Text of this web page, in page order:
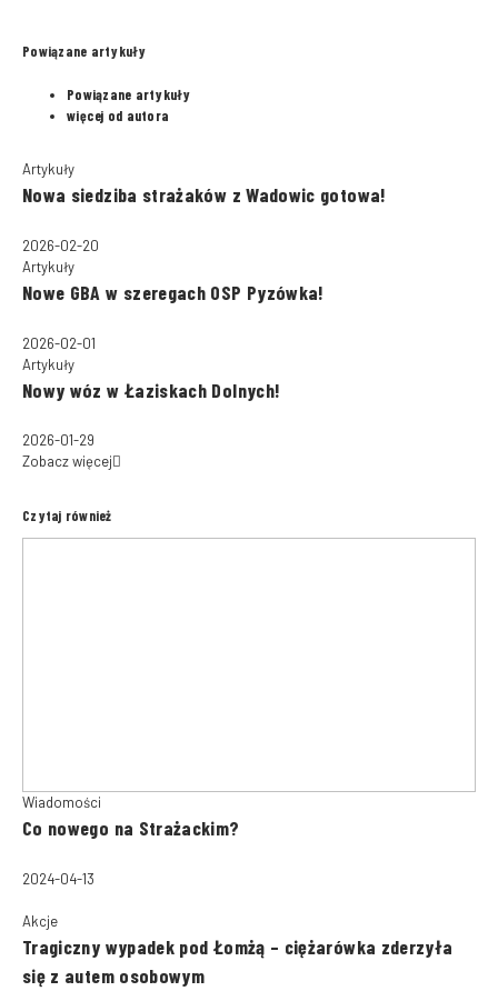
Powiązane artykuły
Powiązane artykuły
więcej od autora
Artykuły
Nowa siedziba strażaków z Wadowic gotowa!
2026-02-20
Artykuły
Nowe GBA w szeregach OSP Pyzówka!
2026-02-01
Artykuły
Nowy wóz w Łaziskach Dolnych!
2026-01-29
Zobacz więcej
Czytaj również
Wiadomości
Co nowego na Strażackim?
2024-04-13
Akcje
Tragiczny wypadek pod Łomżą – ciężarówka zderzyła
się z autem osobowym